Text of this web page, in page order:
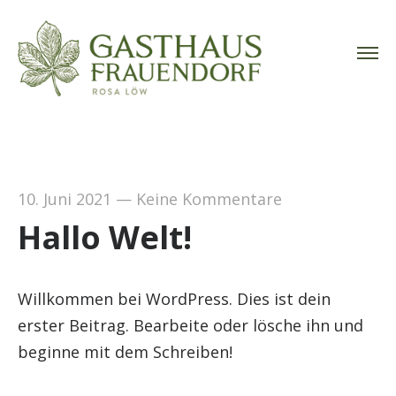
10. Juni 2021 — Keine Kommentare
Hallo Welt!
Willkommen bei WordPress. Dies ist dein
erster Beitrag. Bearbeite oder lösche ihn und
beginne mit dem Schreiben!